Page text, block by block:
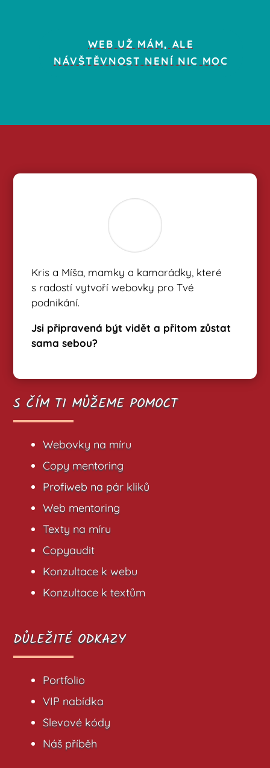
WEB UŽ MÁM, ALE
NÁVŠTĚVNOST NENÍ NIC MOC
Kris a Míša, mamky a kamarádky, které
s radostí vytvoří webovky pro Tvé
podnikání.
Jsi připravená být vidět a přitom zůstat
sama sebou?
S ČÍM TI MŮŽEME POMOCT
Webovky na míru
Copy mentoring
Profiweb na pár kliků
Web mentoring
Texty na míru
Copyaudit
Konzultace k webu
Konzultace k textům
DŮLEŽITÉ ODKAZY
Portfolio
VIP nabídka
Slevové kódy
Náš příběh